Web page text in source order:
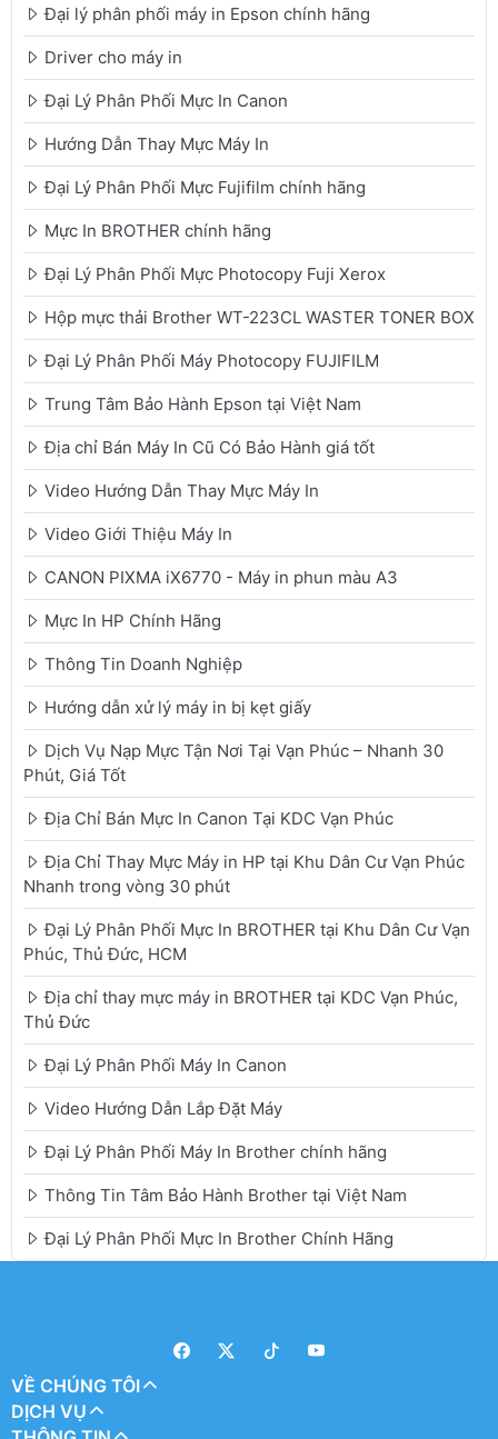
Đại lý phân phối máy in Epson chính hãng
Driver cho máy in
Đại Lý Phân Phối Mực In Canon
Hướng Dẫn Thay Mực Máy In
Đại Lý Phân Phối Mực Fujifilm chính hãng
Mực In BROTHER chính hãng
Đại Lý Phân Phối Mực Photocopy Fuji Xerox
Hộp mực thải Brother WT-223CL WASTER TONER BOX
Đại Lý Phân Phối Máy Photocopy FUJIFILM
Trung Tâm Bảo Hành Epson tại Việt Nam
Địa chỉ Bán Máy In Cũ Có Bảo Hành giá tốt
Video Hướng Dẫn Thay Mực Máy In
Video Giới Thiệu Máy In
CANON PIXMA iX6770 - Máy in phun màu A3
Mực In HP Chính Hãng
Thông Tin Doanh Nghiệp
Hướng dẫn xử lý máy in bị kẹt giấy
Dịch Vụ Nạp Mực Tận Nơi Tại Vạn Phúc – Nhanh 30
Phút, Giá Tốt
Địa Chỉ Bán Mực In Canon Tại KDC Vạn Phúc
Địa Chỉ Thay Mực Máy in HP tại Khu Dân Cư Vạn Phúc
Nhanh trong vòng 30 phút
Đại Lý Phân Phối Mực In BROTHER tại Khu Dân Cư Vạn
Phúc, Thủ Đức, HCM
Địa chỉ thay mực máy in BROTHER tại KDC Vạn Phúc,
Thủ Đức
Đại Lý Phân Phối Máy In Canon
Video Hướng Dẫn Lắp Đặt Máy
Đại Lý Phân Phối Máy In Brother chính hãng
Thông Tin Tâm Bảo Hành Brother tại Việt Nam
Đại Lý Phân Phối Mực In Brother Chính Hãng
VỀ CHÚNG TÔI
DỊCH VỤ